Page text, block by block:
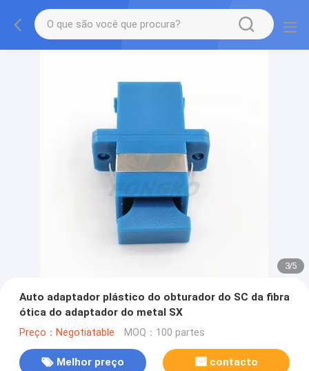
3/5
Auto adaptador plástico do obturador do SC da fibra
ótica do adaptador do metal SX
Preço：Negotiatable MOQ：100 partes
Melhor preço contacto